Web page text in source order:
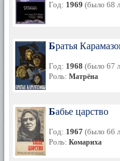
Александром Роу. В
старушку, которую Иван
коса» Попова была
Точно так же, как в
неожиданно исчезла и
остался
Варвара Александровна
Год: 1969 (было 68
Братья
Год: 1968 (было 67
Роль: Матрёна
Бабье царство
Год: 1967 (было 66
Роль: Комариха